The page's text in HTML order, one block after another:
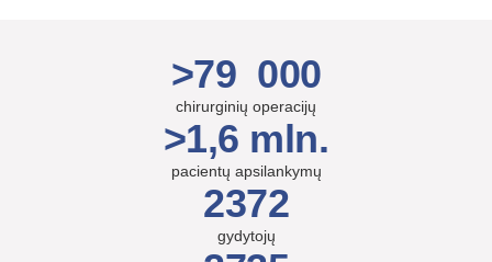
>79 000
chirurginių operacijų
>1,6 mln.
pacientų apsilankymų
2372
gydytojų